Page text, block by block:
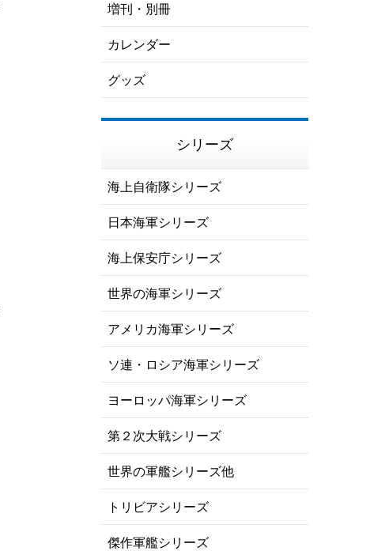
増刊・別冊
カレンダー
グッズ
シリーズ
海上自衛隊シリーズ
日本海軍シリーズ
海上保安庁シリーズ
世界の海軍シリーズ
アメリカ海軍シリーズ
ソ連・ロシア海軍シリーズ
ヨーロッパ海軍シリーズ
第２次大戦シリーズ
世界の軍艦シリーズ他
トリビアシリーズ
傑作軍艦シリーズ